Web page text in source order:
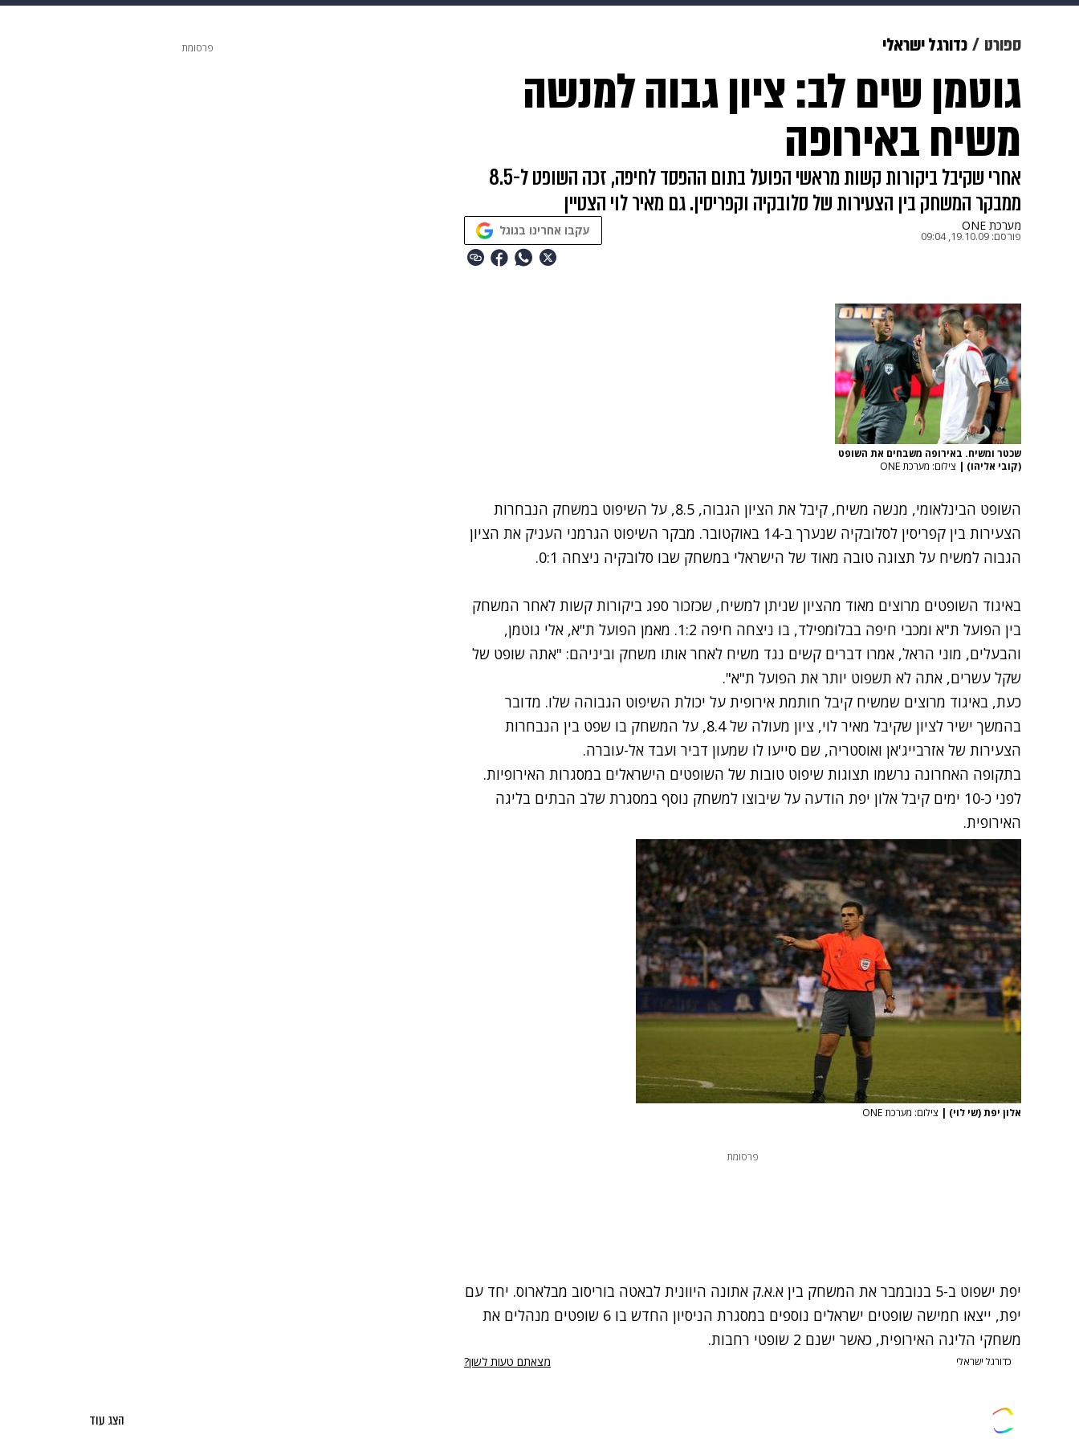
תרבות
גאווה ויוה משפט תשעה חודשים מתכונים פרויקטים מיוחדים
ספורט כדורגל ישראלי
גוטמן שים לב: ציון גבוה למנשה
משיח באירופה
אחרי שקיבל ביקורות קשות מראשי הפועל בתום ההפסד לחיפה, זכה השופט ל-8.5
ממבקר המשחק בין הצעירות של סלובקיה וקפריסין. גם מאיר לוי הצטיין
מערכת ONE
פורסם: 19.10.09, 09:04 עקבו אחרינו בגוגל
שכטר ומשיח. באירופה משבחים את השופט
(קובי אליהו) | צילום: מערכת ONE
השופט הבינלאומי, מנשה משיח, קיבל את הציון הגבוה, 8.5, על השיפוט במשחק הנבחרות
הצעירות בין קפריסין לסלובקיה שנערך ב-14 באוקטובר. מבקר השיפוט הגרמני העניק את הציון
הגבוה למשיח על תצוגה טובה מאוד של הישראלי במשחק שבו סלובקיה ניצחה 0:1.
באיגוד השופטים מרוצים מאוד מהציון שניתן למשיח, שכזכור ספג ביקורות קשות לאחר המשחק
בין הפועל ת"א ומכבי חיפה בבלומפילד, בו ניצחה חיפה 1:2. מאמן הפועל ת"א, אלי גוטמן,
והבעלים, מוני הראל, אמרו דברים קשים נגד משיח לאחר אותו משחק וביניהם: "אתה שופט של
שקל עשרים, אתה לא תשפוט יותר את הפועל ת"א".
כעת, באיגוד מרוצים שמשיח קיבל חותמת אירופית על יכולת השיפוט הגבוהה שלו. מדובר
בהמשך ישיר לציון שקיבל מאיר לוי, ציון מעולה של 8.4, על המשחק בו שפט בין הנבחרות
הצעירות של אזרבייג'אן ואוסטריה, שם סייעו לו שמעון דביר ועבד אל-עוברה.
בתקופה האחרונה נרשמו תצוגות שיפוט טובות של השופטים הישראלים במסגרות האירופיות.
לפני כ-10 ימים קיבל אלון יפת הודעה על שיבוצו למשחק נוסף במסגרת שלב הבתים בליגה
האירופית.
אלון יפת (שי לוי) | צילום: מערכת ONE
פרסומת
יפת ישפוט ב-5 בנובמבר את המשחק בין א.א.ק אתונה היוונית לבאטה בוריסוב מבלארוס. יחד עם
יפת, ייצאו חמישה שופטים ישראלים נוספים במסגרת הניסיון החדש בו 6 שופטים מנהלים את
משחקי הליגה האירופית, כאשר ישנם 2 שופטי רחבות.
כדורגל ישראלי מצאתם טעות לשון?
פרסומת
הצג עוד